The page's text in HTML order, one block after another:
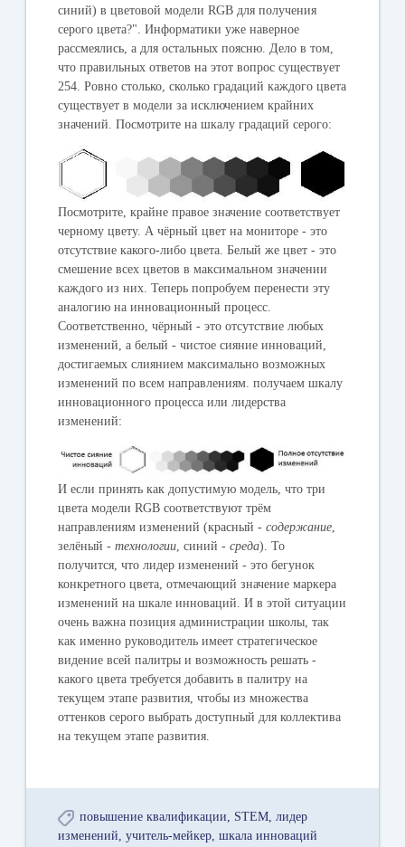
синий) в цветовой модели RGB для получения
серого цвета?". Информатики уже наверное
рассмеялись, а для остальных поясню. Дело в том,
что правильных ответов на этот вопрос существует
254. Ровно столько, сколько градаций каждого цвета
существует в модели за исключением крайних
значений. Посмотрите на шкалу градаций серого:
Посмотрите, крайне правое значение соответствует
черному цвету. А чёрный цвет на мониторе - это
отсутствие какого-либо цвета. Белый же цвет - это
смешение всех цветов в максимальном значении
каждого из них. Теперь попробуем перенести эту
аналогию на инновационный процесс.
Соответственно, чёрный - это отсутствие любых
изменений, а белый - чистое сияние инноваций,
достигаемых слиянием максимально возможных
изменений по всем направлениям. получаем шкалу
инновационного процесса или лидерства
изменений:
И если принять как допустимую модель, что три
цвета модели RGB соответствуют трём
направлениям изменений (красный -содержание,
зелёный -технологии, синий -среда). То
получится, что лидер изменений - это бегунок
конкретного цвета, отмечающий значение маркера
изменений на шкале инноваций. И в этой ситуации
очень важна позиция администрации школы, так
как именно руководитель имеет стратегическое
видение всей палитры и возможность решать -
какого цвета требуется добавить в палитру на
текущем этапе развития, чтобы из множества
оттенков серого выбрать доступный для коллектива
на текущем этапе развития.
повышение квалификации STEM лидер
изменений
учитель-мейкер шкала инноваций